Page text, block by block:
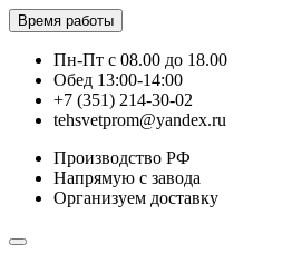
Время работы
Пн-Пт с 08.00 до 18.00
Обед 13:00-14:00
+7 (351) 214-30-02
tehsvetprom@yandex.ru
Производство РФ
Напрямую с завода
Организуем доставку